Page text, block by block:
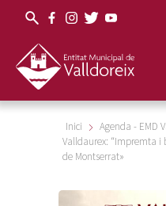
Inici Agenda - EMD
Valldaurex: “Impremta
de Montserrat»